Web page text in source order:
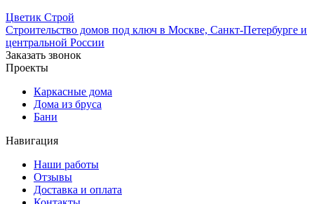
Цветик Строй
Строительство домов под ключ в Москве, Санкт-Петербурге и
центральной России
Заказать звонок
Проекты
Каркасные дома
Дома из бруса
Бани
Навигация
Наши работы
Отзывы
Доставка и оплата